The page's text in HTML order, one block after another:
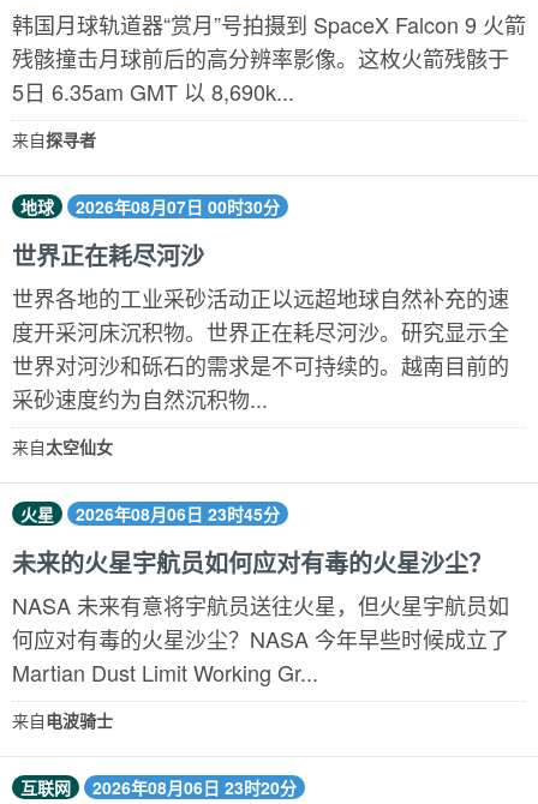
韩国月球轨道器“赏月”号拍摄到 SpaceX Falcon 9 火箭
残骸撞击月球前后的高分辨率影像。这枚火箭残骸于
5日 6.35am GMT 以 8,690k...
来自探寻者
地球 2026年08月07日 00时30分
世界正在耗尽河沙
世界各地的工业采砂活动正以远超地球自然补充的速
度开采河床沉积物。世界正在耗尽河沙。研究显示全
世界对河沙和砾石的需求是不可持续的。越南目前的
采砂速度约为自然沉积物...
来自太空仙女
火星 2026年08月06日 23时45分
未来的火星宇航员如何应对有毒的火星沙尘？
NASA 未来有意将宇航员送往火星，但火星宇航员如
何应对有毒的火星沙尘？NASA 今年早些时候成立了
Martian Dust Limit Working Gr...
来自电波骑士
互联网 2026年08月06日 23时20分